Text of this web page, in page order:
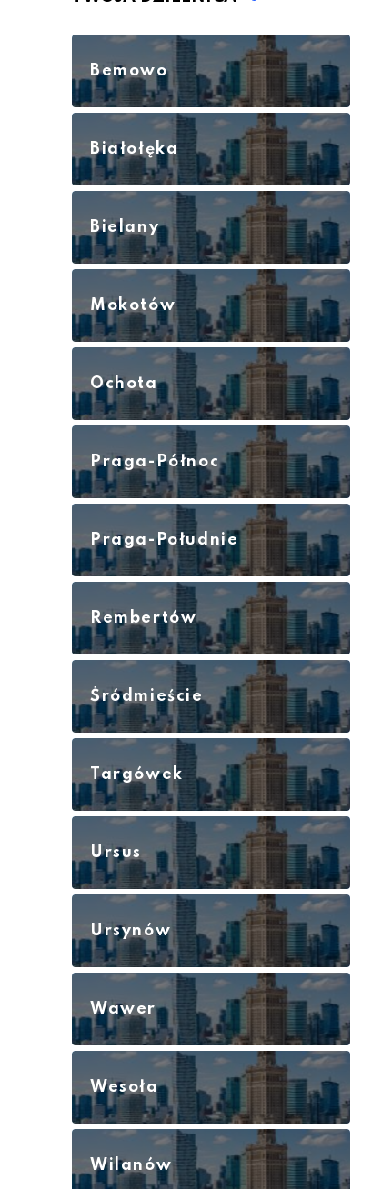
Bemowo
Białołęka
Bielany
Mokotów
Ochota
Praga-Północ
Praga-Południe
Rembertów
Śródmieście
Targówek
Ursus
Ursynów
Wawer
Wesoła
Wilanów